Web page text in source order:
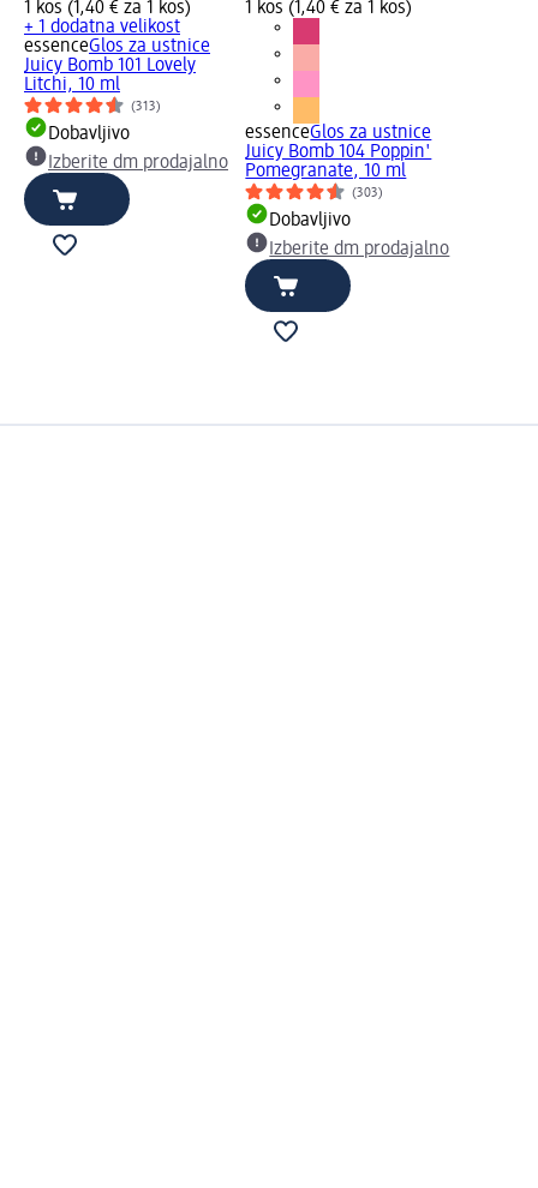
1 kos (1,40 € za 1 kos)
+ 1 dodatna velikost
essenceGlos za ustnice
Juicy Bomb 101 Lovely
Litchi, 10 ml
(313)
Dobavljivo
Izberite dm prodajalno
1 kos (1,40 € za 1 kos)
essenceGlos za ustnice
Juicy Bomb 104 Poppin'
Pomegranate, 10 ml
(303)
Dobavljivo
Izberite dm prodajalno